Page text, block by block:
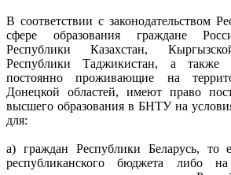
В соответствии с законодательством
сфере образования граждане
Республики Казахстан,
Республики Таджикистан, а также
постоянно проживающие на
Донецкой областей, имеют право
высшего образования в БНТУ на
для:
a) граждан Республики Беларусь, то
республиканского бюджета либо